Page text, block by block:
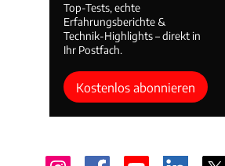
Top-Tests, echte
Erfahrungsberichte &
Technik-Highlights – direkt in
Ihr Postfach.
Kostenlos abonnieren